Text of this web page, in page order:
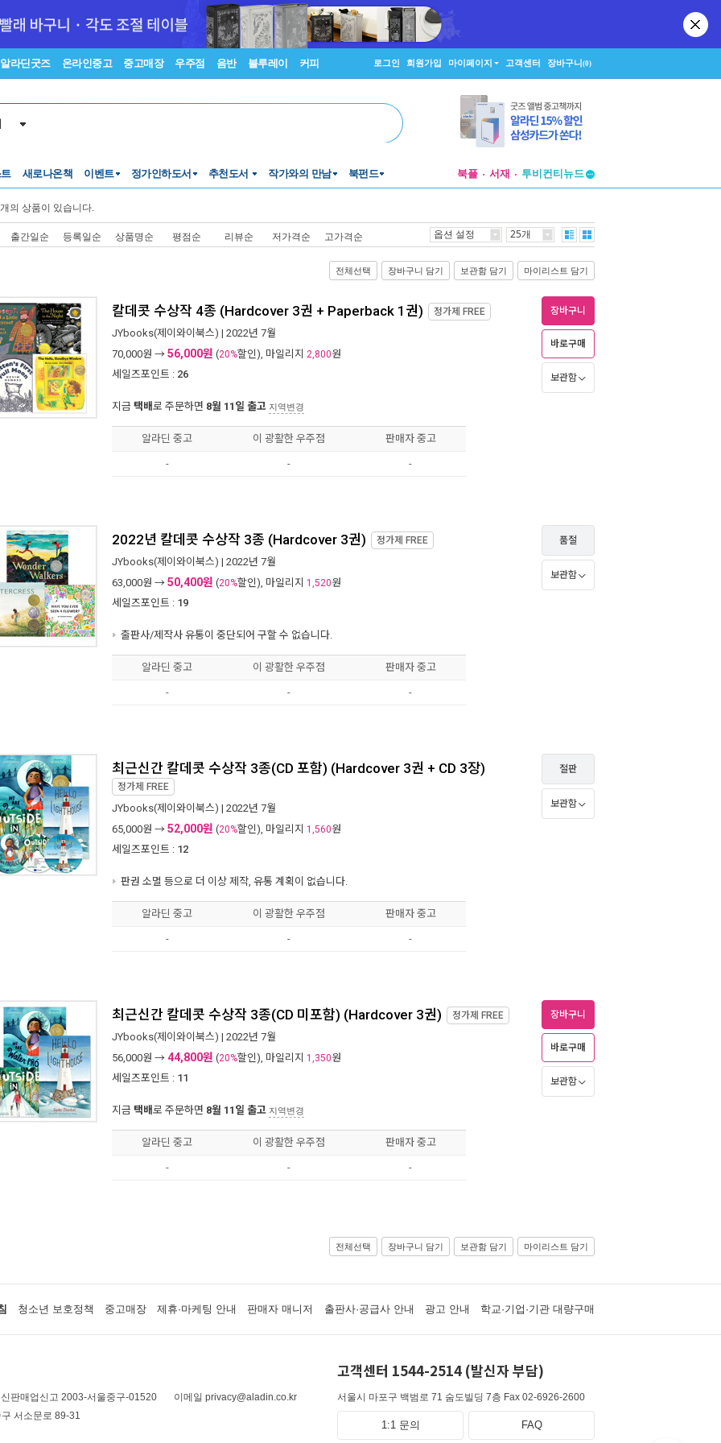
알라딘굿즈 온라인중고 중고매장 우주점 음반 블루레이 커피 로그인 회원가입 마이페이지 고객센터 장바구니(0)
새로나온책 이벤트 정가인하도서 추천도서 작가와의 만남 북펀드 북플 서재
투비컨티뉴드
개의 상품이 있습니다.
출간일순 등록일순 상품명순 평점순 리뷰순 저가격순 고가격순 옵션 설정 25개
전체선택 장바구니 담기 보관함 담기 마이리스트 담기
칼데콧 수상작 4종 (Hardcover 3권 + Paperback 1권) 정가제 FREE
JYbooks(제이와이북스) | 2022년 7월
70,000원 → 56,000원 (20%할인), 마일리지 2,800원
세일즈포인트 : 26
지금 택배로 주문하면 8월 11일 출고 지역변경
장바구니
바로구매
보관함
알라딘 중고 이 광활한 우주점 판매자 중고
- - -
2022년 칼데콧 수상작 3종 (Hardcover 3권) 정가제 FREE
JYbooks(제이와이북스) | 2022년 7월
63,000원 → 50,400원 (20%할인), 마일리지 1,520원
세일즈포인트 : 19
출판사/제작사 유통이 중단되어 구할 수 없습니다.
품절
보관함
알라딘 중고 이 광활한 우주점 판매자 중고
- - -
최근신간 칼데콧 수상작 3종(CD 포함) (Hardcover 3권 + CD 3장)
정가제 FREE
JYbooks(제이와이북스) | 2022년 7월
65,000원 → 52,000원 (20%할인), 마일리지 1,560원
세일즈포인트 : 12
판권 소멸 등으로 더 이상 제작, 유통 계획이 없습니다.
절판
보관함
알라딘 중고 이 광활한 우주점 판매자 중고
- - -
최근신간 칼데콧 수상작 3종(CD 미포함) (Hardcover 3권) 정가제 FREE
JYbooks(제이와이북스) | 2022년 7월
56,000원 → 44,800원 (20%할인), 마일리지 1,350원
세일즈포인트 : 11
지금 택배로 주문하면 8월 11일 출고 지역변경
장바구니
바로구매
보관함
알라딘 중고 이 광활한 우주점 판매자 중고
- - -
전체선택 장바구니 담기 보관함 담기 마이리스트 담기
청소년 보호정책 중고매장 제휴·마케팅 안내 판매자 매니저 출판사·공급사 안내 광고 안내 학교·기업·기관 대량구매
판매업신고 2003-서울중구-01520
이메일 privacy@aladin.co.kr
서소문로 89-31
고객센터 1544-2514 (발신자 부담)
서울시 마포구 백범로 71 숨도빌딩 7층 Fax 02-6926-2600
1:1 문의 FAQ